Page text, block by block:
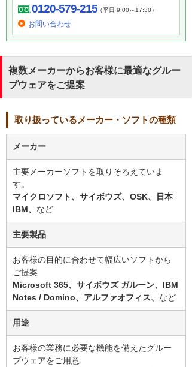
0120-579-215（平日 9:00～17:30）
お問い合わせ
複数メーカーからお客様に最適なグルー
プウェアをご提案
取り扱っているメーカー・ソフトの種類
メーカー
主要メーカーソフトを取りそろえていま
す。
マイクロソフト、サイボウズ、OSK、日本
IBM、 など
主要製品
お客様の目的に合わせて幅広いソフトから
ご提案
Microsoft 365、サイボウズ ガルーン、IBM
Notes / Domino、アルファオフィス、 など
用途
お客様の業務に必要な機能を備えたグルー
プウェアをご用意